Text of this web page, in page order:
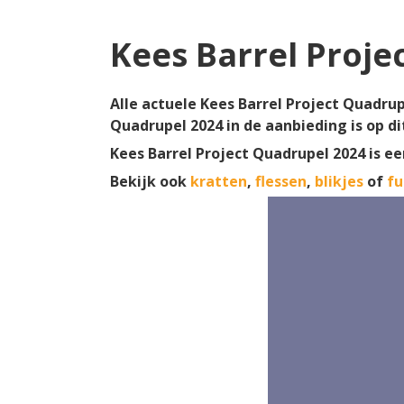
Kees Barrel
Alle actuele Kees Barrel Project
Quadrupel 2024 in de aanbieding is op
Kees Barrel Project Quadrupel 2024 is
Bekijk ook kratten, flessen, blikjes of